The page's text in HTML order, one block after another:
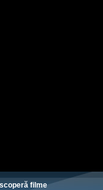
filme